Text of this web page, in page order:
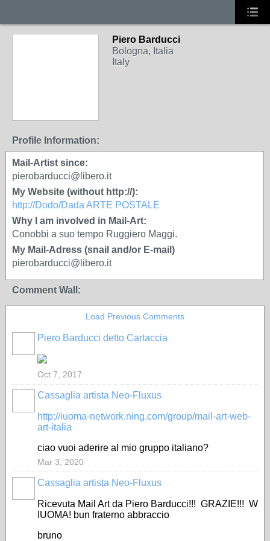
Piero Barducci
Bologna, Italia
Italy
Profile Information:
Mail-Artist since:
pierobarducci@libero.it
My Website (without http://):
http://Dodo/Dada ARTE POSTALE
Why I am involved in Mail-Art:
Conobbi a suo tempo Ruggiero Maggi.
My Mail-Adress (snail and/or E-mail)
pierobarducci@libero.it
Comment Wall:
Load Previous Comments
Piero Barducci detto Cartaccia
Oct 7, 2017
Cassaglia artista Neo-Fluxus
http://iuoma-network.ning.com/group/mail-art-web-
art-italia
ciao vuoi aderire al mio gruppo italiano?
Mar 3, 2020
Cassaglia artista Neo-Fluxus
Ricevuta Mail Art da Piero Barducci!!! GRAZIE!!! W
IUOMA! bun fraterno abbraccio
bruno